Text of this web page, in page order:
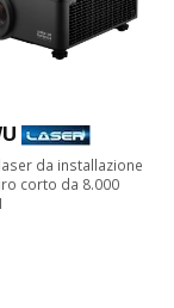
da installazione
corto da 8.000